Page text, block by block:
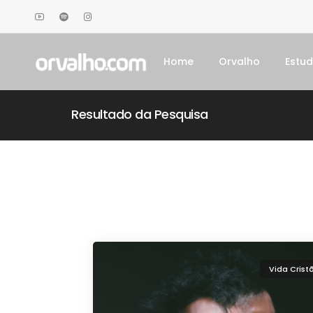
Home Orvalho
Resultado da Pesquisa
Vida Cristã